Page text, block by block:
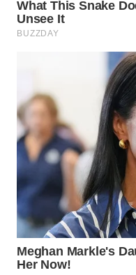
WN
PRIANGAN
TIMUR
SEMARANG
WN
SOLO
WN
BOROBUDUR
WN
MADURA